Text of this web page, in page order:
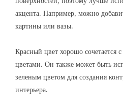
акцента. Например, можно
картины или вазы.
Красный цвет хорошо
цветами. Он также может быть
зеленым цветом для создания
интерьера.